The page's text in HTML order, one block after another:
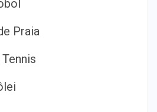
Praia